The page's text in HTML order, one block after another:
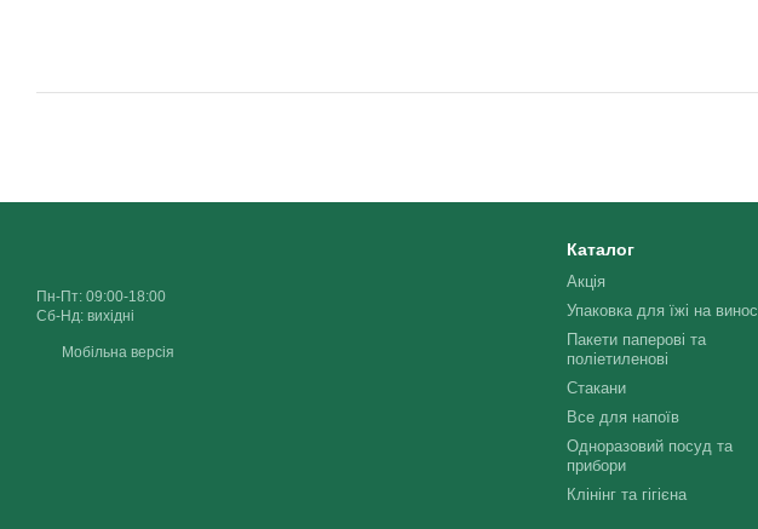
Пн-Пт: 09:00-18:00
Сб-Нд: вихідні
Мобільна версія
Каталог
Акція
Упаковка для їжі на винос
Пакети паперові та
поліетиленові
Стакани
Все для напоїв
Одноразовий посуд та
прибори
Клінінг та гігієна